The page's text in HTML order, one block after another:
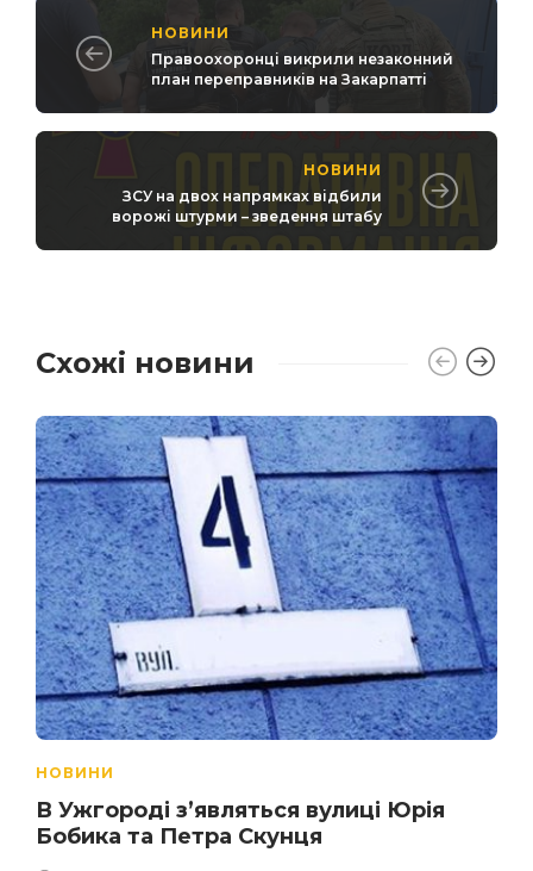
НОВИНИ
Правоохоронці викрили незаконний
план переправників на Закарпатті
НОВИНИ
ЗСУ на двох напрямках відбили
ворожі штурми – зведення штабу
Схожі новини
НОВИНИ
В Ужгороді з’являться вулиці Юрія
Бобика та Петра Скунця